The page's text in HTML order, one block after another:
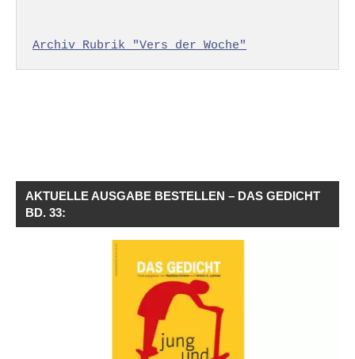
Archiv Rubrik "Vers der Woche"
AKTUELLE AUSGABE BESTELLEN – DAS GEDICHT
BD. 33: